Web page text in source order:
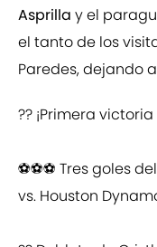
Asprilla y el
el tanto de los
Paredes, dejando
?? ¡Primera
⚽⚽⚽ Tres goles
vs. Houston